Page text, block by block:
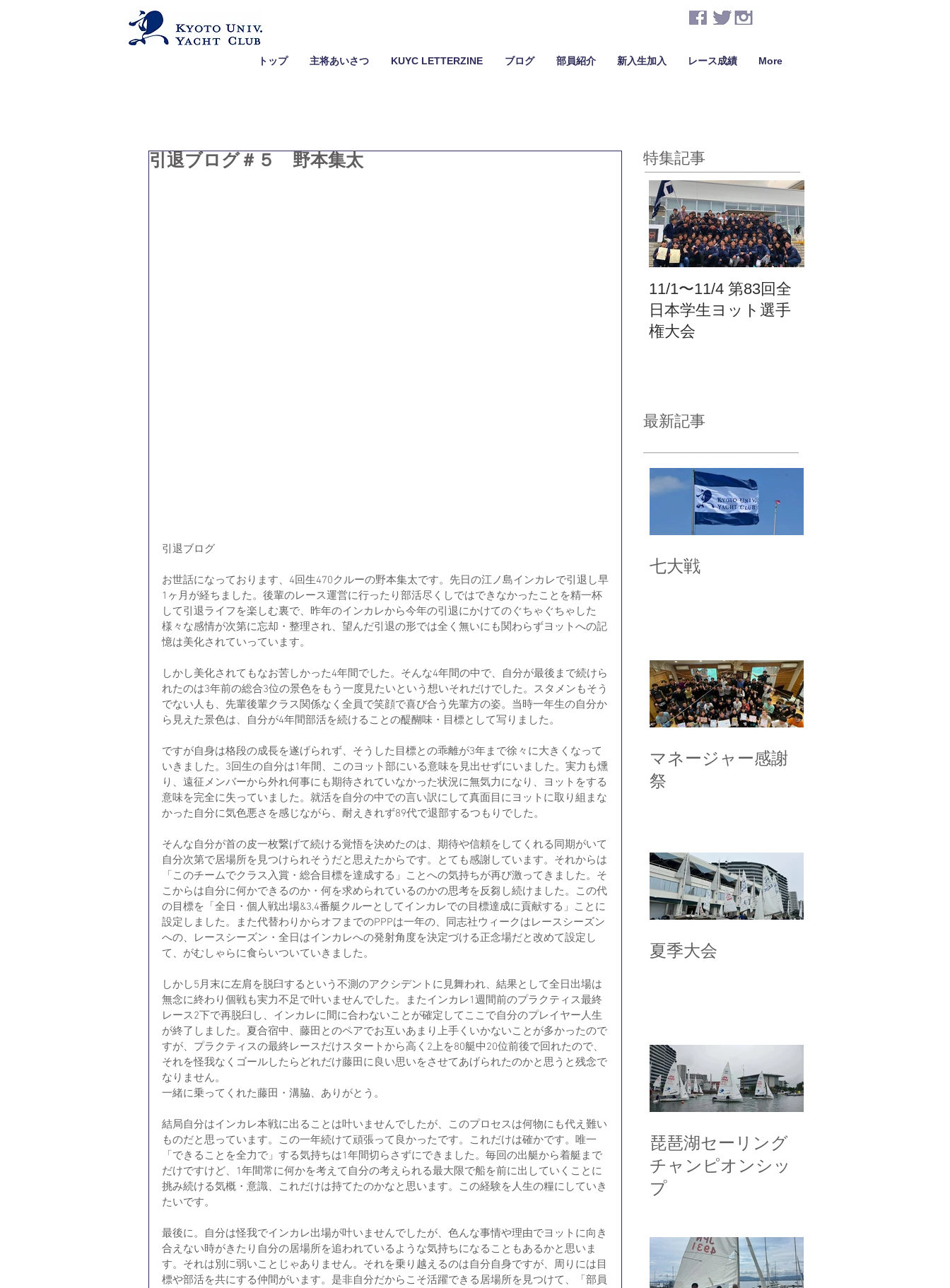
トップ 主将あいさつ KUYC LETTERZINE ブログ 部員紹介 新入生加入 レース成績 More
引退ブログ＃５ 野本集太
引退ブログ
お世話になっております、4回生470クルーの野本集太です。先日の江ノ島インカレで引退し早
1ヶ月が経ちました。後輩のレース運営に行ったり部活尽くしではできなかったことを精一杯
して引退ライフを楽しむ裏で、昨年のインカレから今年の引退にかけてのぐちゃぐちゃした
様々な感情が次第に忘却・整理され、望んだ引退の形では全く無いにも関わらずヨットへの記
憶は美化されていっています。
しかし美化されてもなお苦しかった4年間でした。そんな4年間の中で、自分が最後まで続けら
れたのは3年前の総合3位の景色をもう一度見たいという想いそれだけでした。スタメンもそう
でない人も、先輩後輩クラス関係なく全員で笑顔で喜び合う先輩方の姿。当時一年生の自分か
ら見えた景色は、自分が4年間部活を続けることの醍醐味・目標として写りました。
ですが自身は格段の成長を遂げられず、そうした目標との乖離が3年まで徐々に大きくなって
いきました。3回生の自分は1年間、このヨット部にいる意味を見出せずにいました。実力も燻
り、遠征メンバーから外れ何事にも期待されていなかった状況に無気力になり、ヨットをする
意味を完全に失っていました。就活を自分の中での言い訳にして真面目にヨットに取り組まな
かった自分に気色悪さを感じながら、耐えきれず89代で退部するつもりでした。
そんな自分が首の皮一枚繋げて続ける覚悟を決めたのは、期待や信頼をしてくれる同期がいて
自分次第で居場所を見つけられそうだと思えたからです。とても感謝しています。それからは
「このチームでクラス入賞・総合目標を達成する」ことへの気持ちが再び激ってきました。そ
こからは自分に何かできるのか・何を求められているのかの思考を反芻し続けました。この代
の目標を「全日・個人戦出場&3,4番艇クルーとしてインカレでの目標達成に貢献する」ことに
設定しました。また代替わりからオフまでのPPPは一年の、同志社ウィークはレースシーズン
への、レースシーズン・全日はインカレへの発射角度を決定づける正念場だと改めて設定し
て、がむしゃらに食らいついていきました。
しかし5月末に左肩を脱臼するという不測のアクシデントに見舞われ、結果として全日出場は
無念に終わり個戦も実力不足で叶いませんでした。またインカレ1週間前のプラクティス最終
レース2下で再脱臼し、インカレに間に合わないことが確定してここで自分のプレイヤー人生
が終了しました。夏合宿中、藤田とのペアでお互いあまり上手くいかないことが多かったので
すが、プラクティスの最終レースだけスタートから高く2上を80艇中20位前後で回れたので、
それを怪我なくゴールしたらどれだけ藤田に良い思いをさせてあげられたのかと思うと残念で
なりません。
一緒に乗ってくれた藤田・溝脇、ありがとう。
結局自分はインカレ本戦に出ることは叶いませんでしたが、このプロセスは何物にも代え難い
ものだと思っています。この一年続けて頑張って良かったです。これだけは確かです。唯一
「できることを全力で」する気持ちは1年間切らさずにできました。毎回の出艇から着艇まで
だけですけど、1年間常に何かを考えて自分の考えられる最大限で船を前に出していくことに
挑み続ける気概・意識、これだけは持てたのかなと思います。この経験を人生の糧にしていき
たいです。
最後に。自分は怪我でインカレ出場が叶いませんでしたが、色んな事情や理由でヨットに向き
合えない時がきたり自分の居場所を追われているような気持ちになることもあるかと思いま
す。それは別に弱いことじゃありません。それを乗り越えるのは自分自身ですが、周りには目
標や部活を共にする仲間がいます。是非自分だからこそ活躍できる居場所を見つけて、「部員
特集記事
11/1〜11/4 第83回全
日本学生ヨット選手
権大会
最新記事
七大戦
マネージャー感謝
祭
夏季大会
琵琶湖セーリング
チャンピオンシッ
プ